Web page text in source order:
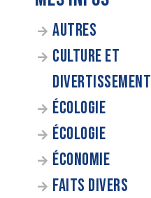
AUTRES
CULTURE ET
DIVERTISSEMENT
ÉCOLOGIE
ÉCOLOGIE
ÉCONOMIE
FAITS DIVERS